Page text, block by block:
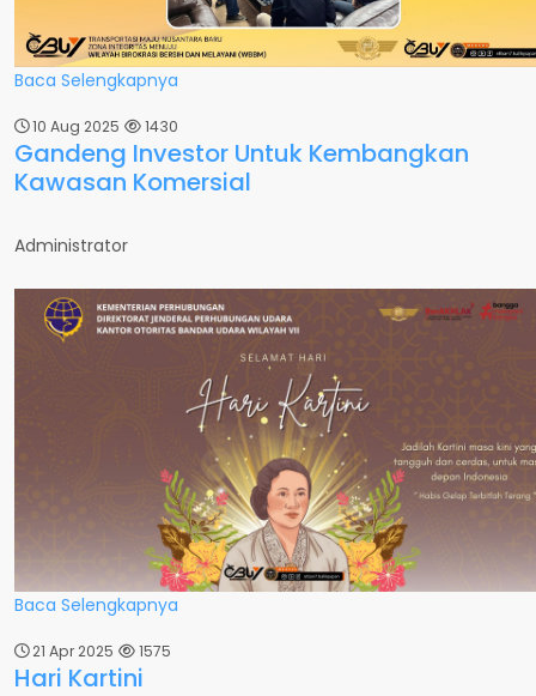
Baca Selengkapnya
10 Aug 2025 1430
Gandeng Investor Untuk Kembangkan
Kawasan Komersial
Administrator
Baca Selengkapnya
21 Apr 2025 1575
Hari Kartini